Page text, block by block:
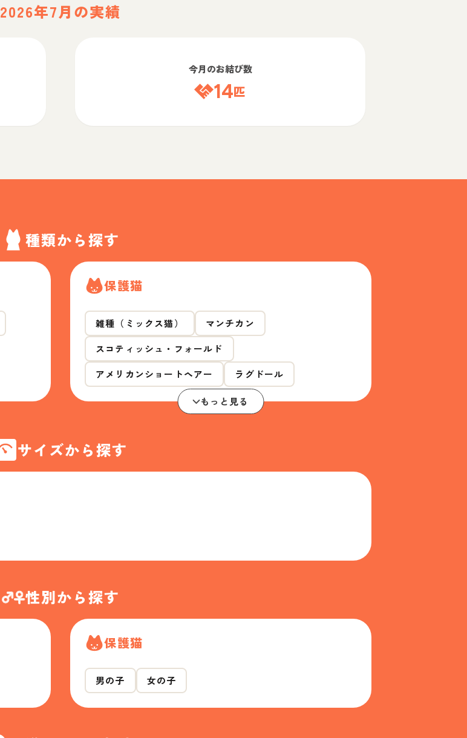
2026年7月の実績
今月のお結び数
14匹
種類から探す
保護猫
雑種（ミックス猫）
マンチカン
スコティッシュ・フォールド
アメリカンショートヘアー
ラグドール
もっと見る
サイズから探す
性別から探す
保護猫
男の子 女の子